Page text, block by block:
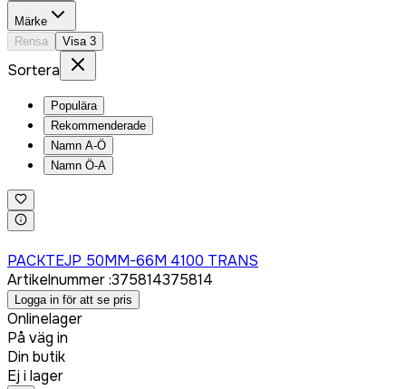
Märke
Rensa
Visa 3
Sortera
Populära
Rekommenderade
Namn A-Ö
Namn Ö-A
PACKTEJP 50MM-66M 4100 TRANS
Artikelnummer:375814375814
Logga in för att se pris
Onlinelager
På väg in
Din butik
Ej i lager